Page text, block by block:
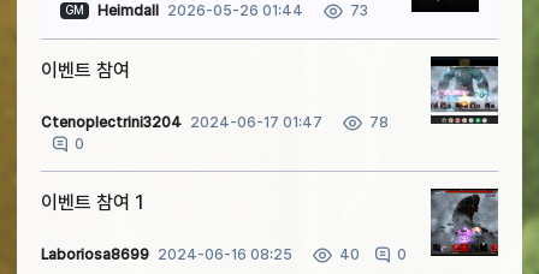
GM Heimdall 2026-05-26 01:44 73
이벤트 참여
Ctenoplectrini3204 2024-06-17 01:47
78
0
이벤트 참여 1
Laboriosa8699 2024-06-16 08:25 40 0